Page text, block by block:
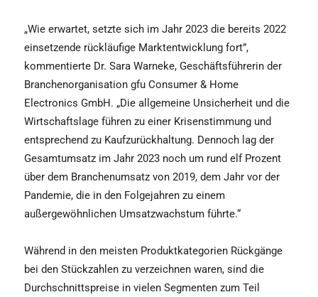
„Wie erwartet, setzte sich im Jahr 2023 die bereits 2022
einsetzende rückläufige Marktentwicklung fort”,
kommentierte Dr. Sara Warneke, Geschäftsführerin der
Branchenorganisation gfu Consumer & Home
Electronics GmbH. „Die allgemeine Unsicherheit und die
Wirtschaftslage führen zu einer Krisenstimmung und
entsprechend zu Kaufzurückhaltung. Dennoch lag der
Gesamtumsatz im Jahr 2023 noch um rund elf Prozent
über dem Branchenumsatz von 2019, dem Jahr vor der
Pandemie, die in den Folgejahren zu einem
außergewöhnlichen Umsatzwachstum führte.“
Während in den meisten Produktkategorien Rückgänge
bei den Stückzahlen zu verzeichnen waren, sind die
Durchschnittspreise in vielen Segmenten zum Teil